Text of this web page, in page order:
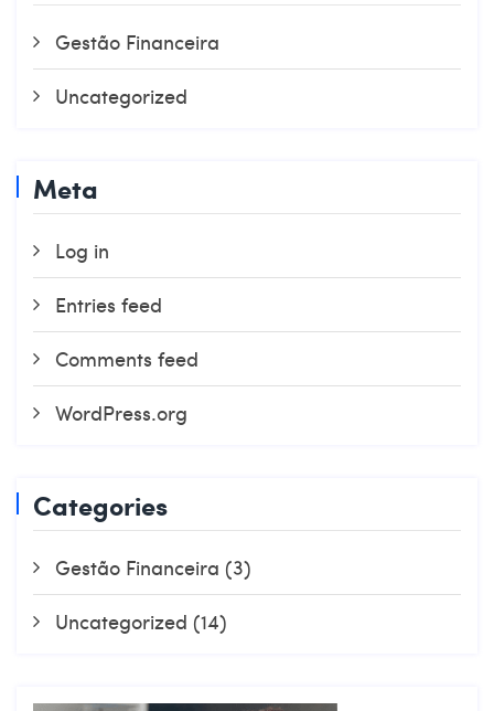
Gestão Financeira
Uncategorized
Meta
Log in
Entries feed
Comments feed
WordPress.org
Categories
Gestão Financeira (3)
Uncategorized (14)